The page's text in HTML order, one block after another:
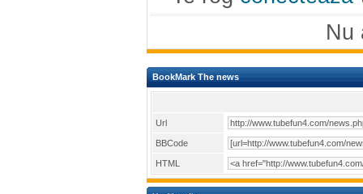
Nu
BookMark The news
Url
BBCode
HTML